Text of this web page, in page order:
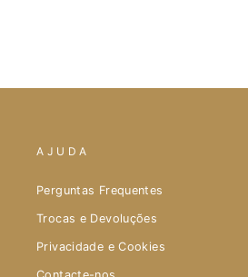
AJUDA
Perguntas Frequentes
Trocas e Devoluções
Privacidade e Cookies